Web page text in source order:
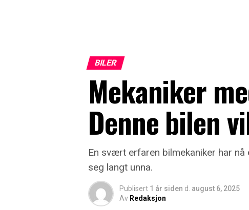
BILER
Mekaniker
Denne bilen
En svært erfaren bilmekaniker har
seg langt unna.
Publisert 1 år siden d. august 6, 2025
Av Redaksjon